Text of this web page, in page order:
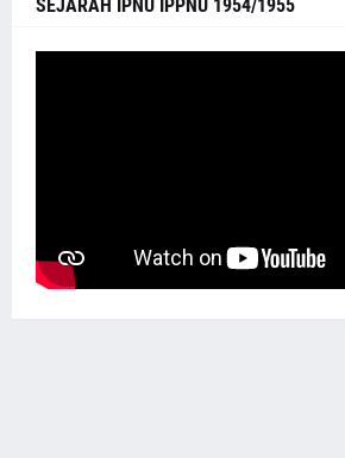
SEJARAH IPNU IPPNU 1954/1955